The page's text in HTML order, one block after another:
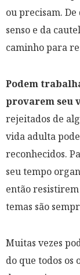
ou precisam.
senso e da
caminho para
Podem
provarem seu
rejeitados de
vida adulta
reconhecidos.
seu tempo
então
temas são
Muitas vezes
do que todos os